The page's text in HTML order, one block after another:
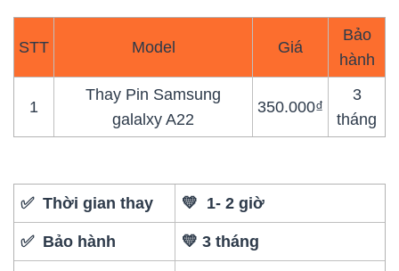
STT Model Giá
Bảo
hành
1
Thay Pin Samsung
galalxy A22
350.000₫
3
tháng
✅ Thời gian thay 💛 1- 2 giờ
✅ Bảo hành 💛 3 tháng